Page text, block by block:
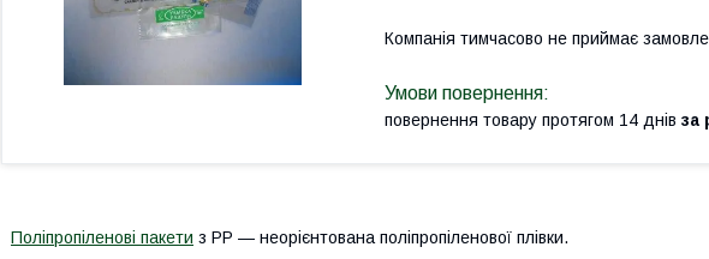
Компанія тимчасово не приймає
повернення товару протягом 14 днів за
Поліпропіленові пакети з РР — неорієнтована поліпропіленової плівки.